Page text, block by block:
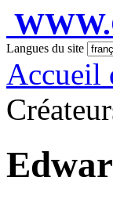
Langues du site
Accueil